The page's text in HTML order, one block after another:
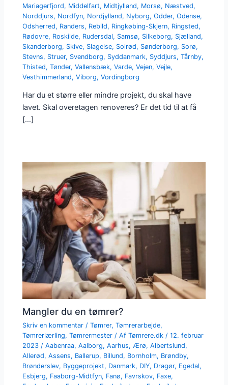
Mariagerfjord, Middelfart, Midtjylland, Morsø, Næstved,
Norddjurs, Nordfyn, Nordjylland, Nyborg,Odder,Odense,
Odsherred, Randers, Rebild, Ringkøbing-Skjern, Ringsted,
Rødovre, Roskilde, Rudersdal, Samsø, Silkeborg, Sjælland,
Skanderborg, Skive, Slagelse, Solrød, Sønderborg, Sorø,
Stevns, Struer, Svendborg, Syddanmark, Syddjurs,Tårnby,
Thisted,Tønder,Vallensbæk,Varde,Vejen,Vejle,
Vesthimmerland,Viborg,Vordingborg
Har du et større eller mindre projekt, du skal have
lavet. Skal overetagen renoveres? Er det tid til at få
[…]
Mangler du en tømrer?
Skriv en kommentar /Tømrer,Tømrerarbejde,
Tømrerlærling,Tømrermester / AfTømrere.dk/12. februar
2023/Aabenraa,Aalborg,Aarhus,Ærø,Albertslund,
Allerød,Assens, Ballerup, Billund, Bornholm, Brøndby,
Brønderslev, Byggeprojekt, Danmark, DIY, Dragør, Egedal,
Esbjerg, Faaborg-Midtfyn, Fanø, Favrskov, Faxe,